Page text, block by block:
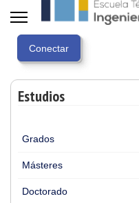
Estudios
Grados
Másteres
Doctorado